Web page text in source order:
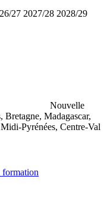
27 2027/28 2028/29
Nouvelle
Madagascar,
Pyrénées, Centre-Val